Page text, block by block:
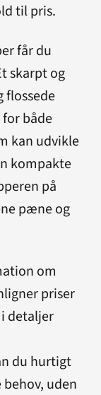
til pris.
får du
skarpt og
flossede
både
kan udvikle
kompakte
på
pæne og
om
priser
detaljer
du hurtigt
uden